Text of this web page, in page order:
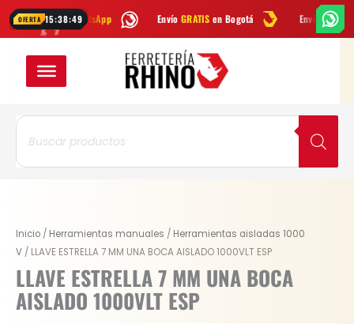
OFERTA 15:38:48
porWhatsApp EnvíoGRATISen Bogotá Envío gratis a todo
Búsqueda
productos
Inicio / Herramientas manuales / Herramientas aisladas 1000
V / LLAVE ESTRELLA 7 MM UNA BOCA AISLADO 1000VLT ESP
LLAVE ESTRELLA 7 MM UNA BOCA
AISLADO 1000VLT ESP
LLAVE
ESTRELLA
7
MM
UNA